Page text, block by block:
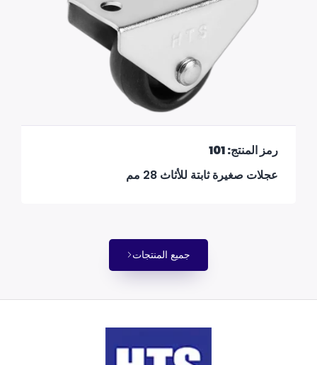
رمز المنتج: 101
عجلات صغيرة ثابتة للأثاث 28 مم
جميع المنتجات